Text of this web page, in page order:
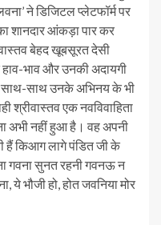
ने डिजिटल प्लेटफॉर्म पर
शानदार आंकड़ा पार कर
बेहद खूबसूरत देसी
भाव और उनकी अदायगी
साथ-साथ उनके अभिनय के भी
श्रीवास्तव एक नवविवाहिता
अभी नहीं हुआ है। वह अपनी
हैं किआग लागे पंडित जी के
गवना सुनत रहनी गवनऊ न
ये भौजी हो, होत जवनिया मोर